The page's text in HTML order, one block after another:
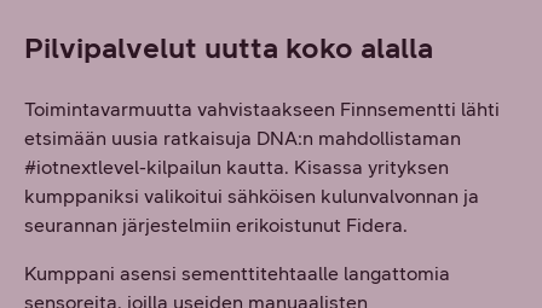
Pilvipalvelut uutta koko alalla
Toimintavarmuutta vahvistaakseen Finnsementti lähti
etsimään uusia ratkaisuja DNA:n mahdollistaman
#iotnextlevel-kilpailun kautta. Kisassa yrityksen
kumppaniksi valikoitui sähköisen kulunvalvonnan ja
seurannan järjestelmiin erikoistunut Fidera.
Kumppani asensi sementtitehtaalle langattomia
sensoreita, joilla useiden manuaalisten